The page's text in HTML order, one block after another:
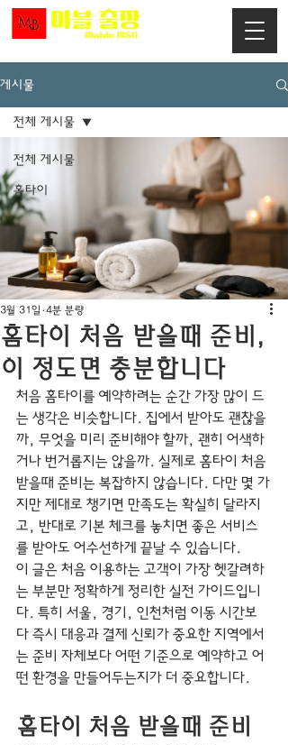
게시물
전체 게시물
홈타이
전체 게시물
홈타이 처음 받을때 준비,
이 정도면 충분합니다
3월 31일 4분 분량
처음 홈타이를 예약하려는 순간 가장 많이 드
는 생각은 비슷합니다. 집에서 받아도 괜찮을
까, 무엇을 미리 준비해야 할까, 괜히 어색하
거나 번거롭지는 않을까. 실제로 홈타이 처음
받을때 준비는 복잡하지 않습니다. 다만 몇 가
지만 제대로 챙기면 만족도는 확실히 달라지
고, 반대로 기본 체크를 놓치면 좋은 서비스
를 받아도 어수선하게 끝날 수 있습니다.
이 글은 처음 이용하는 고객이 가장 헷갈려하
는 부분만 정확하게 정리한 실전 가이드입니
다. 특히 서울, 경기, 인천처럼 이동 시간보
다 즉시 대응과 결제 신뢰가 중요한 지역에서
는 준비 자체보다 어떤 기준으로 예약하고 어
떤 환경을 만들어두는지가 더 중요합니다.
홈타이 처음 받을때 준비